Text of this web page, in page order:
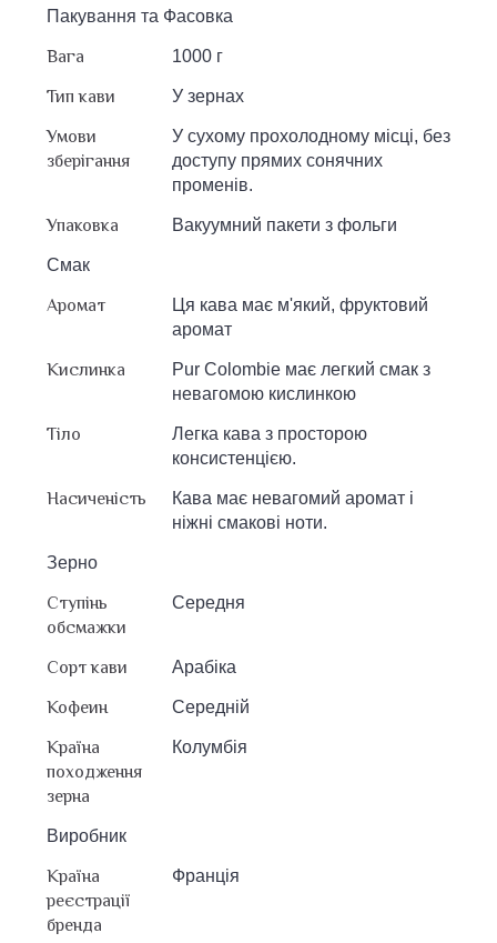
Пакування та Фасовка
Вага 1000 г
Тип кави У зернах
Умови
зберігання
У сухому прохолодному місці, без
доступу прямих сонячних
променів.
Упаковка Вакуумний пакети з фольги
Смак
Аромат
Ця кава має м'який, фруктовий
аромат
Кислинка
Pur Colombie має легкий смак з
невагомою кислинкою
Тіло
Легка кава з просторою
консистенцією.
Насиченість
Кава має невагомий аромат і
ніжні смакові ноти.
Зерно
Ступінь
обсмажки
Середня
Сорт кави Арабіка
Кофеин Середній
Країна
походження
зерна
Колумбія
Виробник
Країна
реєстрації
бренда
Франція